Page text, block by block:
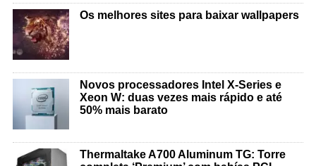
Os melhores sites para baixar wallpapers
Novos processadores Intel X-Series e
Xeon W: duas vezes mais rápido e até
50% mais barato
Thermaltake A700 Aluminum TG: Torre